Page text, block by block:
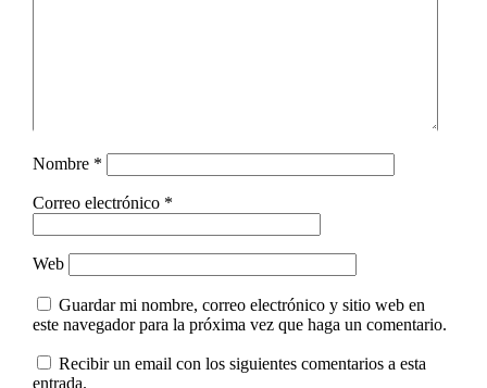
Nombre *
Correo electrónico *
Web
Guardar mi nombre, correo electrónico y sitio web en
este navegador para la próxima vez que haga un comentario.
Recibir un email con los siguientes comentarios a esta
entrada.